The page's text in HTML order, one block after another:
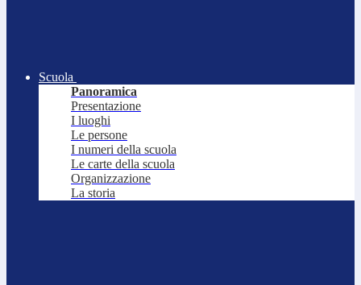
Scuola
Panoramica
Presentazione
I luoghi
Le persone
I numeri della scuola
Le carte della scuola
Organizzazione
La storia